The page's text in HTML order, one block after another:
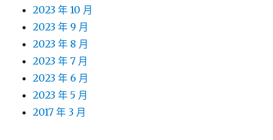
2023 年 10 月
2023 年 9 月
2023 年 8 月
2023 年 7 月
2023 年 6 月
2023 年 5 月
2017 年 3 月